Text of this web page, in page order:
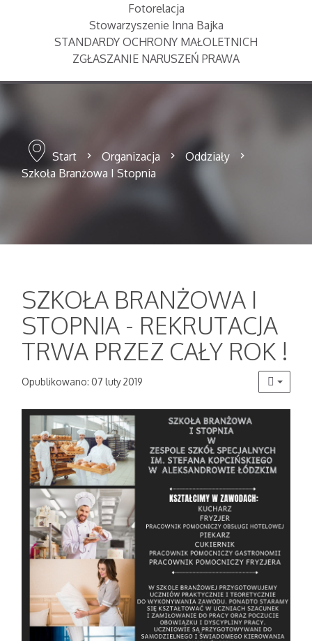
Fotorelacja
Stowarzyszenie Inna Bajka
STANDARDY OCHRONY MAŁOLETNICH
ZGŁASZANIE NARUSZEŃ PRAWA
Start Organizacja
Oddziały
Szkoła Branżowa I Stopnia
SZKOŁA BRANŻOWA I
STOPNIA - REKRUTACJA
TRWA PRZEZ CAŁY ROK !
Opublikowano: 07 luty 2019